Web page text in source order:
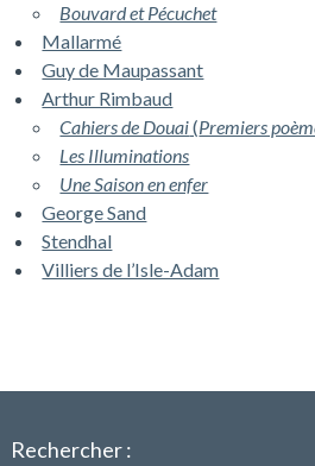
Bouvard et Pécuchet
Mallarmé
Guy de Maupassant
Arthur Rimbaud
Cahiers de Douai(Premiers
Les Illuminations
Une Saison en enfer
George Sand
Stendhal
Villiers de l’Isle-Adam
Rechercher :